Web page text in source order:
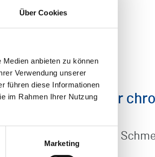
Über Cookies
anbieten zu können
Verwendung unserer
führen diese Informationen
im Rahmen Ihrer Nutzung
Marketing
für
für chronische
bietet ein spezielles